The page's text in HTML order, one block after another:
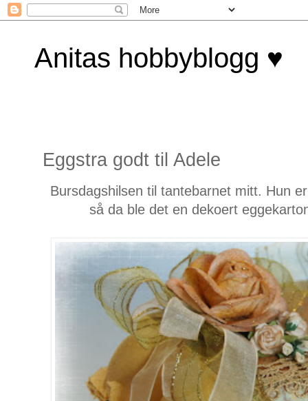
Anitas hobbyblogg ♥
Eggstra godt til Adele
Bursdagshilsen til tantebarnet mitt. Hun
så da ble det en dekoert